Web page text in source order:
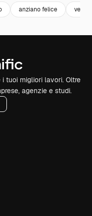
anziano felice
tuoi migliori lavori. Oltre
agenzie e studi.